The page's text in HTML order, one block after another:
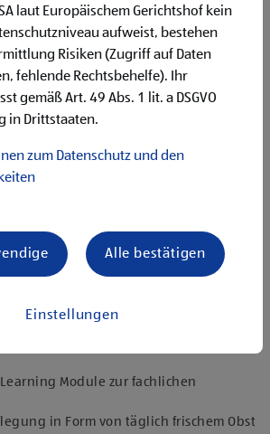
und Spätdienste (Montag bis
Handel zu arbeiten und den
mitzugestalten
im Team für ein motiviertes
anspruchsvollen Tätigkeiten
mit Kund:innen für eine
organisierte Arbeitsweise zur
überzeugen
Module zur fachlichen
in Form von täglich frischem Obst
laut Europäischem Gerichtshof kein
aufweist, bestehen
Risiken (Zugriff auf Daten
fehlende Rechtsbehelfe). Ihr
gemäß Art. 49 Abs. 1 lit. a DSGVO
in Drittstaaten.
zum Datenschutz und den
Einstellungen
Alle bestätigen